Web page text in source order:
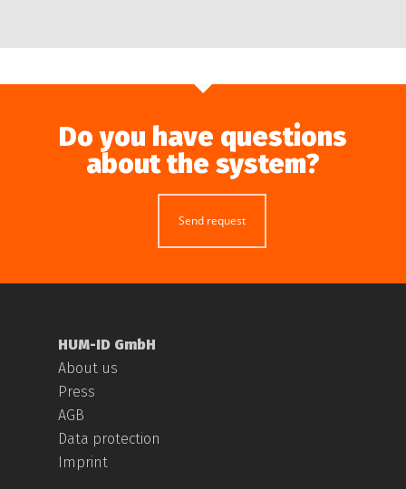
Do you have questions
about the system?
Send request
HUM-ID GmbH
About us
Press
AGB
Data protection
Imprint